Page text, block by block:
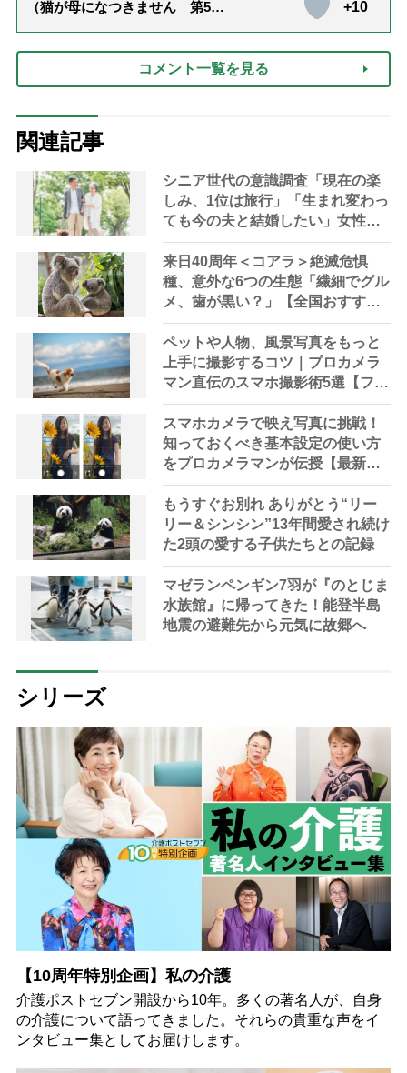
（猫が母になつきません 第500
+10
コメント一覧を見る
関連記事
シニア世代の意識調査「現在の楽
しみ、1位は旅行」「生まれ変わっ
ても今の夫と結婚したい」女性
60％、男性71％と男女差も
来日40周年＜コアラ＞絶滅危惧
種、意外な6つの生態「繊細でグル
メ、歯が黒い？」【全国おすすめ
スポット7選】
ペットや人物、風景写真をもっと
上手に撮影するコツ｜プロカメラ
マン直伝のスマホ撮影術5選【フリ
マアプリ用アイテムの撮り方つ
き】
スマホカメラで映え写真に挑戦！
知っておくべき基本設定の使い方
をプロカメラマンが伝授【最新ア
プリ紹介つき】
もうすぐお別れ ありがとう“リー
リー＆シンシン”13年間愛され続け
た2頭の愛する子供たちとの記録
マゼランペンギン7羽が『のとじま
水族館』に帰ってきた！能登半島
地震の避難先から元気に故郷へ
シリーズ
【10周年特別企画】私の介護
介護ポストセブン開設から10年。多くの著名人が、自身
の介護について語ってきました。それらの貴重な声をイ
ンタビュー集としてお届けします。